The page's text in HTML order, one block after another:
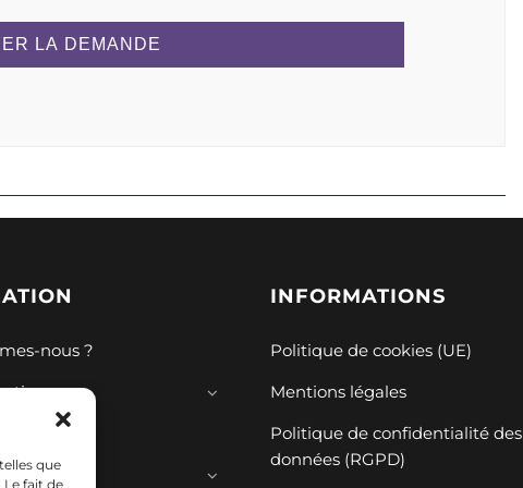
que
fait de
LA DEMANDE
nous ?
INFORMATIONS
Politique de cookies (UE)
Mentions légales
Politique de confidentialité des
données (RGPD)